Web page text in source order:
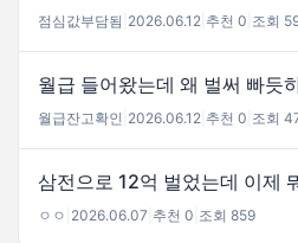
점심값부담됨 2026.06.12 추천 0 조회
월급 들어왔는데 왜 벌써 빠듯
월급잔고확인 2026.06.12 추천 0 조회
삼전으로 12억 벌었는데 이제
ㅇㅇ 2026.06.07 추천 0 조회 859